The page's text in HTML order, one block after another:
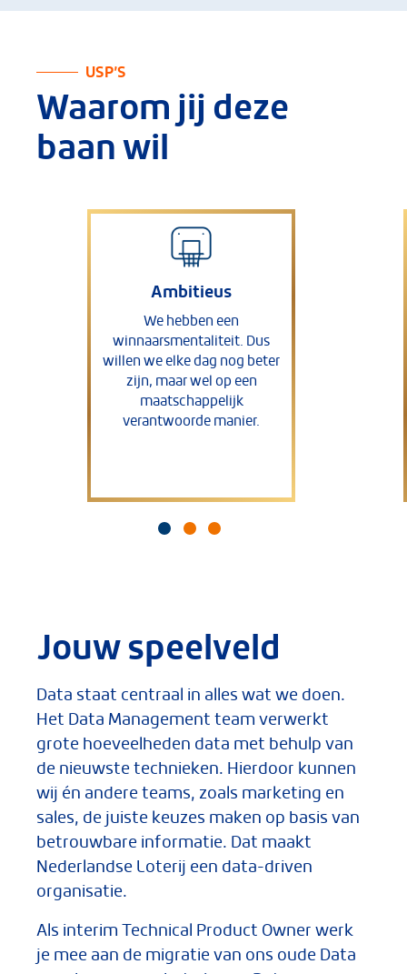
USP’S
Waarom jij deze
baan wil
Ambitieus
We hebben een
winnaarsmentaliteit. Dus
willen we elke dag nog beter
zijn, maar wel op een
maatschappelijk
verantwoorde manier.
Jouw speelveld
Data staat centraal in alles wat we doen.
Het Data Management team verwerkt
grote hoeveelheden data met behulp van
de nieuwste technieken. Hierdoor kunnen
wij én andere teams, zoals marketing en
sales, de juiste keuzes maken op basis van
betrouwbare informatie. Dat maakt
Nederlandse Loterij een data-driven
organisatie.
Als interim Technical Product Owner werk
je mee aan de migratie van ons oude Data